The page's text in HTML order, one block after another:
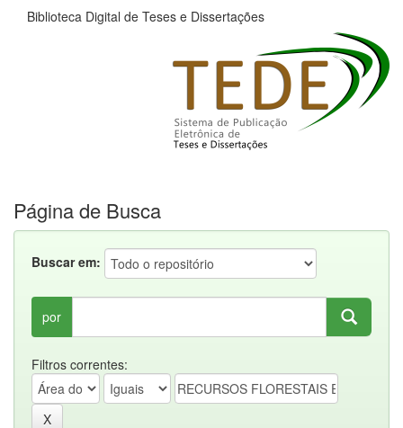
Biblioteca Digital de Teses e Dissertações
Página de Busca
Buscar em:
por
Filtros correntes: